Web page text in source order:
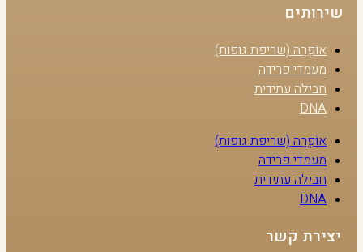
שירותים
אוֹפְרָה (שריפת גופות)
מעמדי פרידה
חבילה עתידית
DNA
אוֹפְרָה (שריפת גופות)
מעמדי פרידה
חבילה עתידית
DNA
יצירת קשר